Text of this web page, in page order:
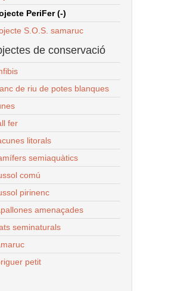
PeriFer (-)
S.O.S. samaruc
de conservació
de riu de potes blanques
fer
litorals
semiaquàtics
comú
pirinenc
amenaçades
seminaturals
petit